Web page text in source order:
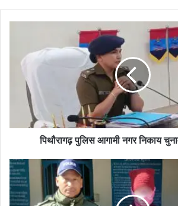
पिथौरागढ़ पुलिस आगामी नगर निकाय